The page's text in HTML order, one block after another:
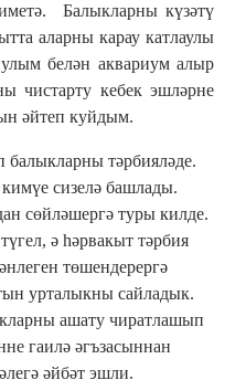
Балыкларны күзәтү
аларны карау катлаулы
белән аквариум алыр
чистарту кебек эшләрне
әйтеп куйдым.
тәрбияләде.
сизелә башлады.
сөйләшергә туры килде.
ә һәрвакыт тәрбия
төшендерергә
урталыкны сайладык.
ашату чиратлашып
гаилә әгъзасыннан
әйбәт эшли.